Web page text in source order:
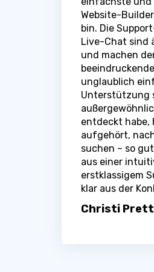
Website-
bin. Die
Live-Chat sind
und machen
unglaublich
Unterstützung
entdeckt habe,
aufgehört,
suchen – so
aus einer
erstklassigem
klar aus der
Christi